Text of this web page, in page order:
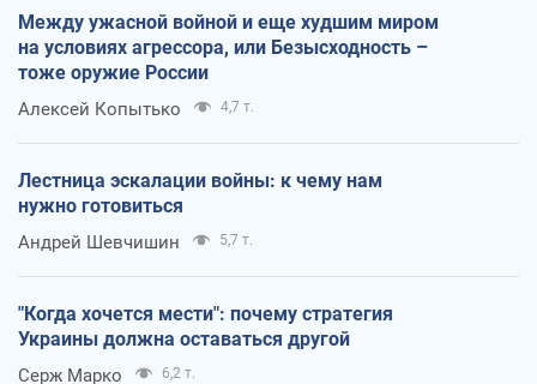
Между ужасной войной и еще худшим миром
на условиях агрессора, или Безысходность –
тоже оружие России
Алексей Копытько 4,7 т.
Лестница эскалации войны: к чему нам
нужно готовиться
Андрей Шевчишин 5,7 т.
"Когда хочется мести": почему стратегия
Украины должна оставаться другой
Серж Марко 6,2 т.